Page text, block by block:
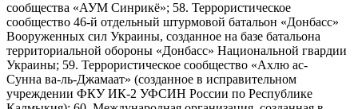
сообщества «АУМ Синрикё»; 58. Террористическое
сообщество 46-й отдельный штурмовой батальон «Донбасс»
Вооруженных сил Украины, созданное на базе батальона
территориальной обороны «Донбасс» Национальной гвардии
Украины; 59. Террористическое сообщество «Ахлю ас-
Сунна ва-ль-Джамаат» (созданное в исправительном
учреждении ФКУ ИК-2 УФСИН России по Республике